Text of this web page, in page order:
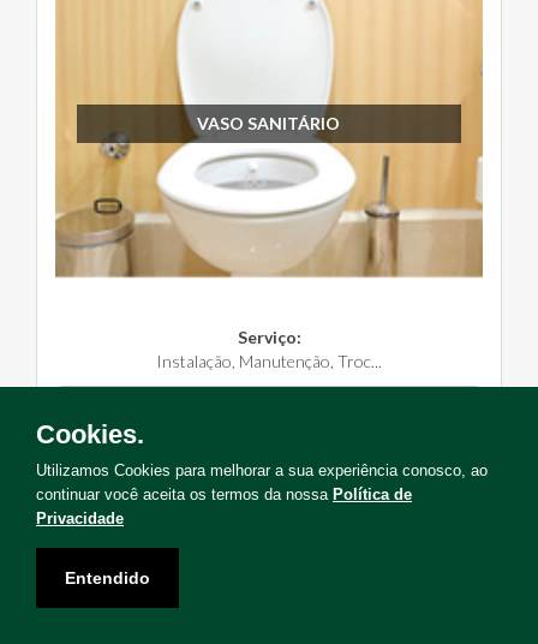
VASO SANITÁRIO
Serviço:
Instalação, Manutenção, Troc...
Solicite uma visita para levantamento de serviços!
Cookies.
Utilizamos Cookies para melhorar a sua experiência conosco, ao
continuar você aceita os termos da nossa Política de
Privacidade
Entendido